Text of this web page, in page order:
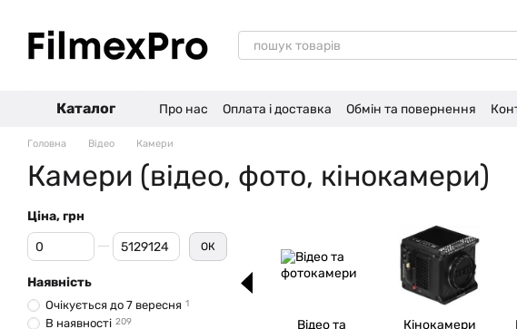
Каталог Про нас Оплата і доставка Обмін та повернення
Головна Відео Камери
Камери (відео, фото, кінокамери)
Відео та
Кінокамери
Ціна, грн
Від Ціна, грн
До Ціна, грн ОК
Наявність
Очікується до 7 вересня 1
В наявності 209